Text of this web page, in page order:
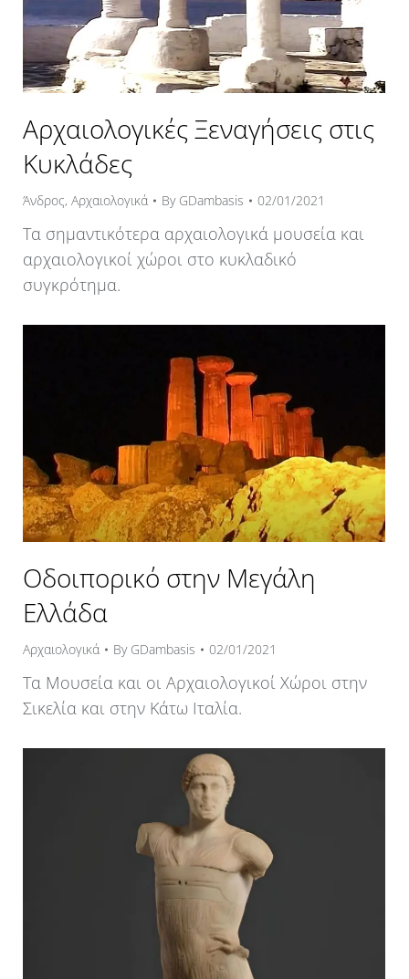
Αρχαιολογικές Ξεναγήσεις στις
Κυκλάδες
Άνδρος, Αρχαιολογικά By GDambasis 02/01/2021
Τα σημαντικότερα αρχαιολογικά μουσεία και
αρχαιολογικοί χώροι στο κυκλαδικό
συγκρότημα.
Οδοιπορικό στην Μεγάλη
Ελλάδα
Αρχαιολογικά By GDambasis 02/01/2021
Τα Μουσεία και οι Αρχαιολογικοί Χώροι στην
Σικελία και στην Κάτω Ιταλία.